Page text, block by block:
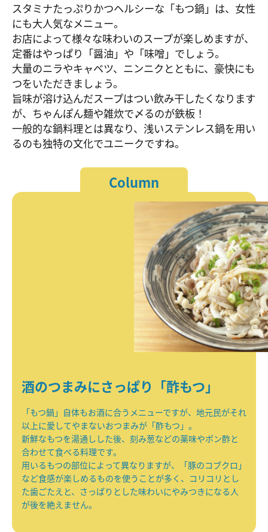
スタミナたっぷりかつヘルシーな「もつ鍋」は、女性
にも大人気なメニュー。
お店によって様々な味わいのスープが楽しめますが、
定番はやっぱり「醤油」や「味噌」でしょう。
大量のニラやキャベツ、ニンニクとともに、豪快にも
つをいただきましょう。
旨味が溶け込んだスープはつい飲み干したくなります
が、ちゃんぽん麺や雑炊で〆るのが鉄板！
一般的な鍋料理とは異なり、浅いステンレス鍋を用い
るのも独特の文化でユニークですね。
Column
酒のつまみにさっぱり「酢もつ」
「もつ鍋」自体もお酒に合うメニューですが、地元民がそれ
以上に愛してやまないおつまみが「酢もつ」。
新鮮なもつを湯通しした後、刻み葱などの薬味やポン酢と
合わせて食べる料理です。
用いるもつの部位によって異なりますが、「豚のコブクロ」
など食感が楽しめるものを使うことが多く、コリコリとし
た歯ごたえと、さっぱりとした味わいにやみつきになる人
が後を絶えません。